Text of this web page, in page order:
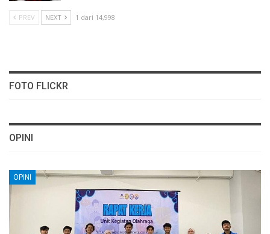
PREV NEXT 1 dari 14,998
FOTO FLICKR
OPINI
OPINI